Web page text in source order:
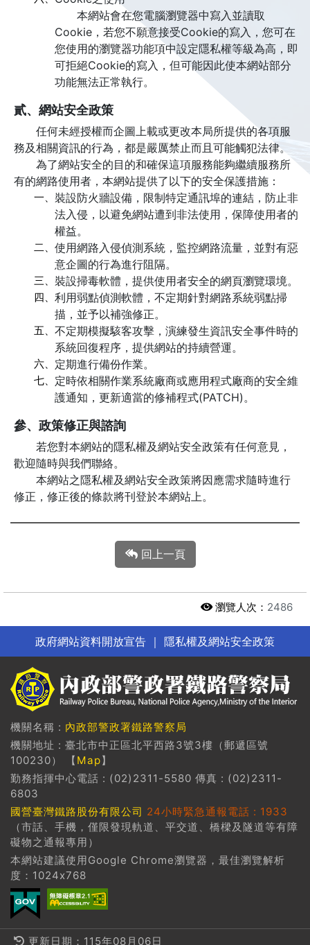
本網站會在您電腦瀏覽器中寫入並讀取
Cookie，若您不願意接受Cookie的寫入，您可在
您使用的瀏覽器功能項中設定隱私權等級為高，即
可拒絕Cookie的寫入，但可能因此使本網站部分
功能無法正常執行。
貳、網站安全政策
任何未經授權而企圖上載或更改本局所提供的各項服
務及相關資訊的行為，都是嚴厲禁止而且可能觸犯法律。
為了網站安全的目的和確保這項服務能夠繼續服務所
有的網路使用者，本網站提供了以下的安全保護措施：
一、 裝設防火牆設備，限制特定通訊埠的連結，防止非
法入侵，以避免網站遭到非法使用，保障使用者的
權益。
二、 使用網路入侵偵測系統，監控網路流量，並對有惡
意企圖的行為進行阻隔。
三、 裝設掃毒軟體，提供使用者安全的網頁瀏覽環境。
四、 利用弱點偵測軟體，不定期針對網路系統弱點掃
描，並予以補強修正。
五、 不定期模擬駭客攻擊，演練發生資訊安全事件時的
系統回復程序，提供網站的持續營運。
六、 定期進行備份作業。
七、 定時依相關作業系統廠商或應用程式廠商的安全維
護通知，更新適當的修補程式(PATCH)。
參、政策修正與諮詢
若您對本網站的隱私權及網站安全政策有任何意見，
歡迎隨時與我們聯絡。
本網站之隱私權及網站安全政策將因應需求隨時進行
修正，修正後的條款將刊登於本網站上。
回上一頁
瀏覽人次： 2486
政府網站資料開放宣告 ｜ 隱私權及網站安全政策
機關名稱 : 內政部警政署鐵路警察局
機關地址 : 臺北市中正區北平西路3號3樓（郵遞區號
100230） 【 Map】
勤務指揮中心電話 : (02)2311-5580 傳真 : (02)2311-
6803
國營臺灣鐵路股份有限公司 24小時緊急通報電話 : 1933
（市話、手機，僅限發現軌道、平交道、橋樑及隧道等有障
礙物之通報專用）
本網站建議使用Google Chrome瀏覽器，最佳瀏覽解析
度：1024x768
更新日期：115年08月06日